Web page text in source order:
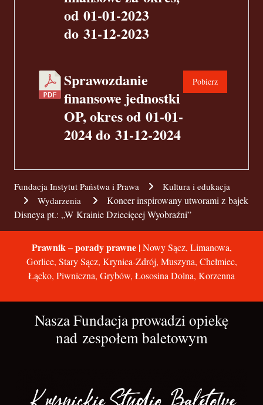
od 01-01-2023
do 31-12-2023
Sprawozdanie
finansowe jednostki
OP, okres od 01-01-
2024 do 31-12-2024
Pobierz
Fundacja Instytut Państwa i Prawa
Kultura i edukacja
Wydarzenia
Koncer inspirowany utworami z bajek
Disneya pt.: „W Krainie Dziecięcej Wyobraźni”
Prawnik – porady prawne| Nowy Sącz, Limanowa,
Gorlice, Stary Sącz, Krynica-Zdrój, Muszyna, Chełmiec,
Łącko, Piwniczna, Grybów, Łososina Dolna, Korzenna
Nasza Fundacja prowadzi opiekę
nad zespołem baletowym